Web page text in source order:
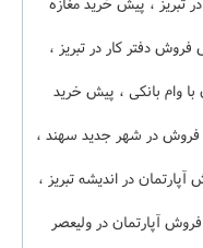
فروش دفتر کار در تبریز ،
وام بانکی ، پیش خرید
فروش در شهر جدید سهند ،
در اندیشه تبریز ،
آپارتمان در ولیعصر